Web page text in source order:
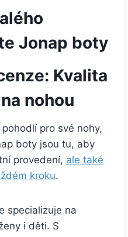
Jonap boty
Kvalita
nohou
pro své ‍nohy,
boty jsou ⁢tu, aby
provedení,‌ ale také
kroku.
specializuje na⁤
i děti. S